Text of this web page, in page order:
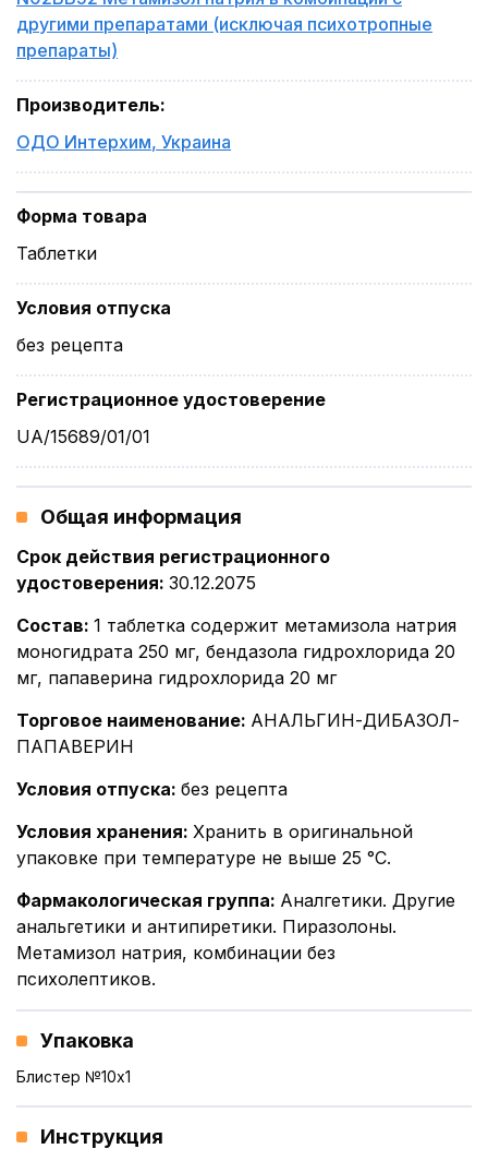
другими препаратами (исключая психотропные
препараты)
Производитель:
ОДО Интерхим, Украина
Форма товара
Таблетки
Условия отпуска
без рецепта
Регистрационное удостоверение
UA/15689/01/01
Общая информация
Срок действия регистрационного
удостоверения: 30.12.2075
Состав: 1 таблетка содержит метамизола натрия
моногидрата 250 мг, бендазола гидрохлорида 20
мг, папаверина гидрохлорида 20 мг
Торговое наименование: АНАЛЬГИН-ДИБАЗОЛ-
ПАПАВЕРИН
Условия отпуска: без рецепта
Условия хранения: Хранить в оригинальной
упаковке при температуре не выше 25 °С.
Фармакологическая группа: Аналгетики. Другие
анальгетики и антипиретики. Пиразолоны.
Метамизол натрия, комбинации без
психолептиков.
Упаковка
Блистер №10x1
Инструкция